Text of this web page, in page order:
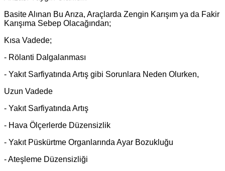
Basite Alınan Bu Arıza, Araçlarda Zengin Karışım ya da Fakir
Karışıma Sebep Olacağından;
Kısa Vadede;
- Rölanti Dalgalanması
- Yakıt Sarfiyatında Artış gibi Sorunlara Neden Olurken,
Uzun Vadede
- Yakıt Sarfiyatında Artış
- Hava Ölçerlerde Düzensizlik
- Yakıt Püskürtme Organlarında Ayar Bozukluğu
- Ateşleme Düzensizliği